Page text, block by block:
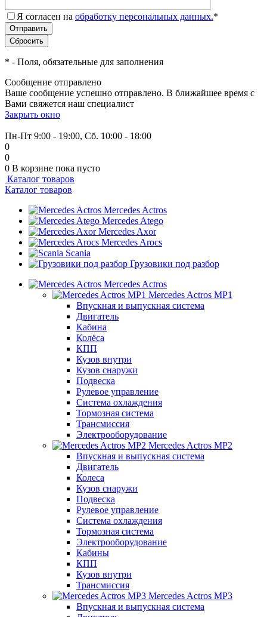
Я согласен на обработку персональных данных.*
* - Поля, обязательные для заполнения
Сообщение отправлено
Ваше сообщение успешно отправлено. В ближайшее время с
Вами свяжется наш специалист
Закрыть окно
Пн-Пт 9:00 - 19:00, Сб. 10:00 - 18:00
0
0
0 В корзине пока пусто
Каталог товаров
Каталог товаров
Mercedes Actros
Mercedes Atego
Mercedes Axor
Mercedes Arocs
Scania
Грузовики под разбор
Mercedes Actros
Mercedes Actros MP1
Впускная и выпускная система
Двигатель
Кабина
Колёса
КПП
Кузов внутри
Кузов снаружи
Подвеска
Рулевое управление
Система охлаждения
Тормозная система
Трансмиссия
Электрооборудование
Mercedes Actros MP2
Впускная и выпускная система
Двигатель
Колеса
Кузов снаружи
Подвеска
Рулевое управление
Система охлаждения
Тормозная система
Электрооборудование
Кабины
КПП
Кузов внутри
Трансмиссия
Mercedes Actros MP3
Впускная и выпускная система